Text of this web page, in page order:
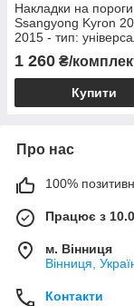
Накладки на пороги
Ssangyong Kyron
2015 - тип:
1 260 ₴/
Купити
Про нас
100%
Працює з
м. Вінниця
Вінниця,
Контакти